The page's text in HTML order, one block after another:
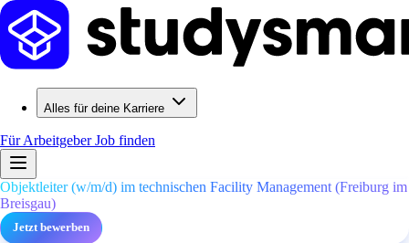
Alles für deine Karriere
Für ArbeitgeberJob finden
Objektleiter (w/m/d) im technischen Facility Management (Freiburg im
Breisgau)
Jetzt bewerben